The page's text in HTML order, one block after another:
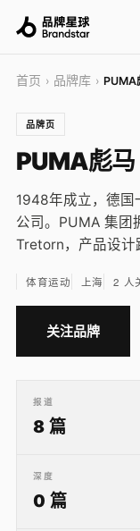
首页 › 品牌库 › PUMA
品牌页
PUMA彪马
1948年成立，德国
公司。PUMA 集团
Tretorn，产品设计
体育运动 上海 2 人
关注品牌
报道
8 篇
深度
0 篇